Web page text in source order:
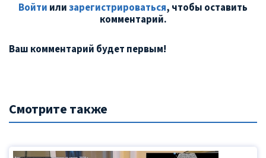
Войти илизарегистрироваться, чтобы оставить
комментарий.
Ваш комментарий будет первым!
Смотрите также